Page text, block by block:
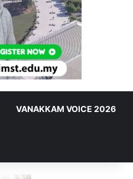
VANAKKAM VOICE 2026